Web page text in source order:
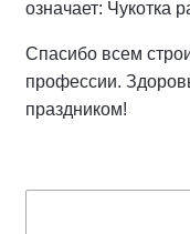
означает: Чукотка
Спасибо всем
профессии.
праздником!